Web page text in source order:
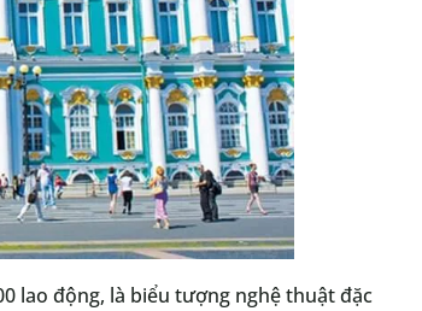
lao động, là biểu tượng nghệ thuật đặc